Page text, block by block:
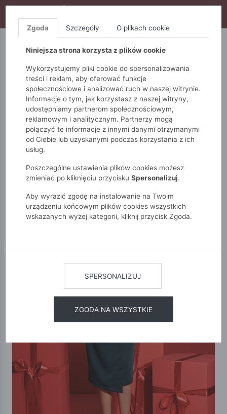
S10), DODATKOWE 15% ZA 3SZT (KOD: S15)
5.10.15. QUIOSQUE
Monnari Zobacz wszystko Spódnice
Ołówkowa
Ołówkowa spódnica midi
Zgoda Szczegóły O plikach cookie
Niniejsza strona korzysta z plików cookie
Wykorzystujemy pliki cookie do spersonalizowania
treści i reklam, aby oferować funkcje
społecznościowe i analizować ruch w naszej witrynie.
Informacje o tym, jak korzystasz z naszej witryny,
udostępniamy partnerom społecznościowym,
reklamowym i analitycznym. Partnerzy mogą
połączyć te informacje z innymi danymi otrzymanymi
od Ciebie lub uzyskanymi podczas korzystania z ich
usług.
Poszczególne ustawienia plików cookies możesz
zmieniać po kliknięciu przycisku Spersonalizuj.
Aby wyrazić zgodę na instalowanie na Twoim
urządzeniu końcowym plików cookies wszystkich
wskazanych wyżej kategorii, kliknij przycisk Zgoda.
SPERSONALIZUJ
ZGODA NA WSZYSTKIE